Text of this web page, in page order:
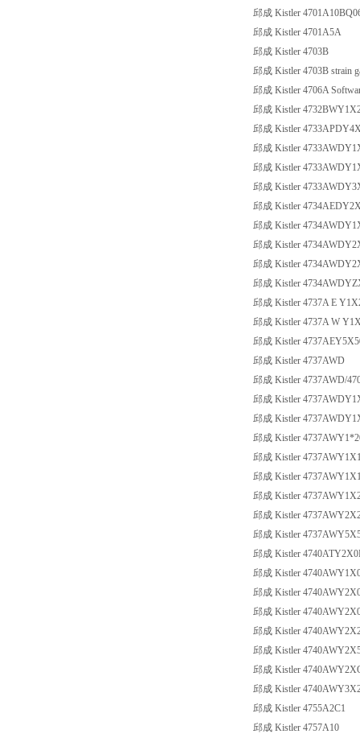
邱成 Kistler
邱成 Kistler 4701A5A
邱成 Kistler 4703B
邱成 Kistler 4703B strain
邱成 Kistler 4706A
邱成 Kistler
邱成 Kistler
邱成 Kistler
邱成 Kistler
邱成 Kistler
邱成 Kistler
邱成 Kistler
邱成 Kistler
邱成 Kistler
邱成 Kistler
邱成 Kistler 4737A E
邱成 Kistler 4737A W
邱成 Kistler
邱成 Kistler 4737AWD
邱成 Kistler 4737AWD/
邱成 Kistler
邱成 Kistler
邱成 Kistler
邱成 Kistler
邱成 Kistler
邱成 Kistler
邱成 Kistler
邱成 Kistler
邱成 Kistler
邱成 Kistler
邱成 Kistler
邱成 Kistler
邱成 Kistler
邱成 Kistler
邱成 Kistler
邱成 Kistler
邱成 Kistler 4755A2C1
邱成 Kistler 4757A10